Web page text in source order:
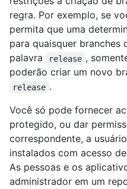
regra. Por exemplo, se
permita que uma
para quaisquer branches
palavra
release ,
poderão criar um novo
release .
Você só pode fornecer
protegido, ou dar
correspondente, a
instalados com acesso
As pessoas e os
administrador em um